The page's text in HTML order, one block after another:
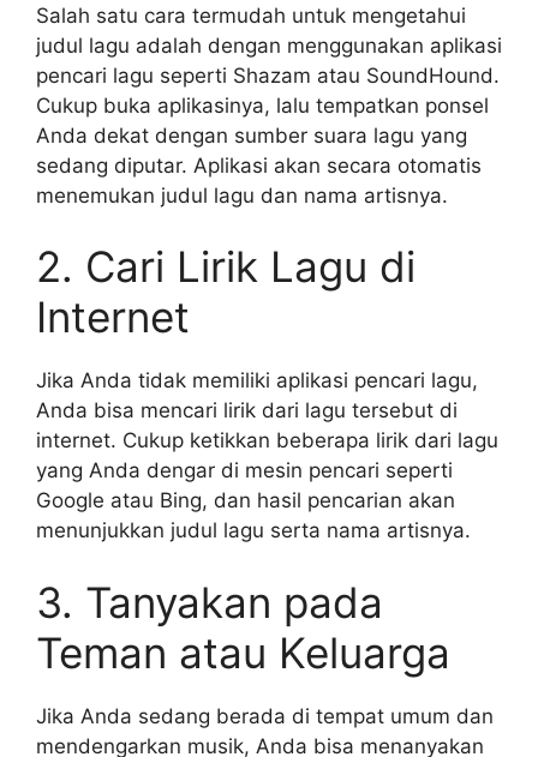
Salah satu cara termudah untuk mengetahui
judul lagu adalah dengan menggunakan aplikasi
pencari lagu seperti Shazam atau SoundHound.
Cukup buka aplikasinya, lalu tempatkan ponsel
Anda dekat dengan sumber suara lagu yang
sedang diputar. Aplikasi akan secara otomatis
menemukan judul lagu dan nama artisnya.
2. Cari Lirik Lagu di
Internet
Jika Anda tidak memiliki aplikasi pencari lagu,
Anda bisa mencari lirik dari lagu tersebut di
internet. Cukup ketikkan beberapa lirik dari lagu
yang Anda dengar di mesin pencari seperti
Google atau Bing, dan hasil pencarian akan
menunjukkan judul lagu serta nama artisnya.
3. Tanyakan pada
Teman atau Keluarga
Jika Anda sedang berada di tempat umum dan
mendengarkan musik, Anda bisa menanyakan